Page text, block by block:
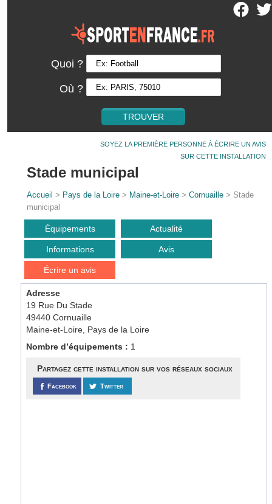
Quoi ?
Où ?
SOYEZ LA PREMIÈRE PERSONNE À ÉCRIRE UN AVIS
SUR CETTE INSTALLATION
Stade municipal
Accueil > Pays de la Loire > Maine-et-Loire >Cornuaille > Stade
municipal
Équipements Actualité
Informations Avis
Écrire un avis
Adresse
19 Rue Du Stade
49440 Cornuaille
Maine-et-Loire, Pays de la Loire
Nombre d’équipements : 1
Partagez cette installation sur vos réseaux sociaux
Facebook Twitter